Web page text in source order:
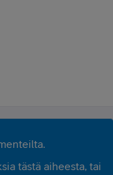
tästä aiheesta, tai